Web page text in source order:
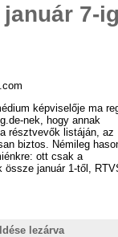
7-ig
képviselője ma
nek, hogy annak
résztvevők listáján, az
biztos. Némileg
ott csak a
január 1-től,
lezárva